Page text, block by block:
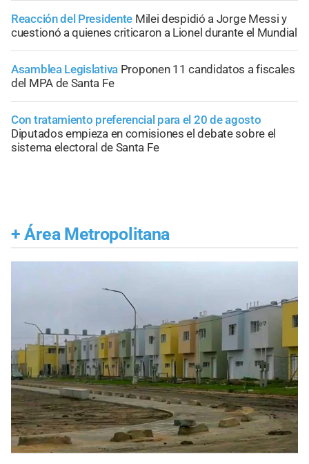
Reacción del Presidente Milei despidió a Jorge Messi y
cuestionó a quienes criticaron a Lionel durante el Mundial
Asamblea Legislativa Proponen 11 candidatos a fiscales
del MPA de Santa Fe
Con tratamiento preferencial para el 20 de agosto
Diputados empieza en comisiones el debate sobre el
sistema electoral de Santa Fe
+ Área Metropolitana